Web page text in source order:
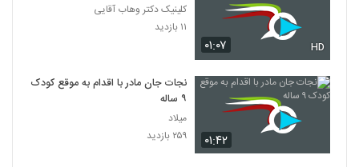
۰۱:۰۷ HD
کلینیک دکتر وهاب آقایی
۱۱ بازدید
۰۱:۴۲
نجات جان مادر با اقدام به موقع کودک
۹ ساله
میلاد
۲۵۹ بازدید